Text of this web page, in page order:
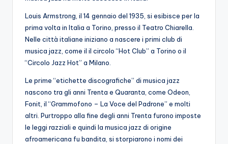
Louis Armstrong, il 14 gennaio del 1935, si esibisce per la
prima volta in Italia a Torino, presso il Teatro Chiarella.
Nelle città italiane iniziano a nascere i primi club di
musica jazz, come il il circolo “Hot Club” a Torino o il
“Circolo Jazz Hot” a Milano.
Le prime “etichette discografiche” di musica jazz
nascono tra gli anni Trenta e Quaranta, come Odeon,
Fonit, il “Grammofono – La Voce del Padrone” e molti
altri. Purtroppo alla fine degli anni Trenta furono imposte
le leggi razziali e quindi la musica jazz di origine
afroamericana fu bandita, si storpiarono i nomi dei